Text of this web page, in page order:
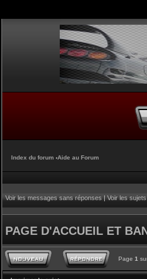
Index du forum ‹Aide au Forum
Voir les messages sans réponses|Voir les
PAGE D'ACCUEIL ET
Page 1